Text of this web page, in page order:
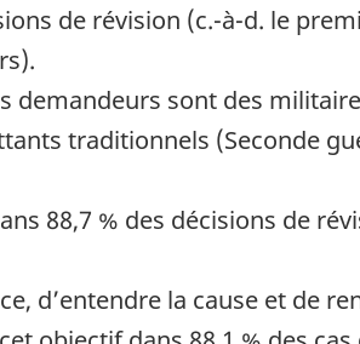
de révision (c.-à-d. le
demandeurs sont des
traditionnels (Seconde
88,7 % des décisions de
d’entendre la cause et de